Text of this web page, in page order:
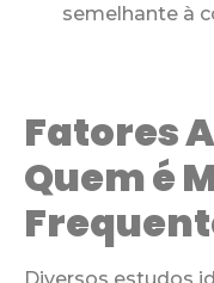
semelhante à
Fatores
Quem é